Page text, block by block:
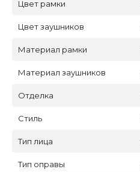
Цвет рамки
Цвет заушников
Материал рамки
Материал заушников
Отделка
Стиль
Тип лица
Тип оправы